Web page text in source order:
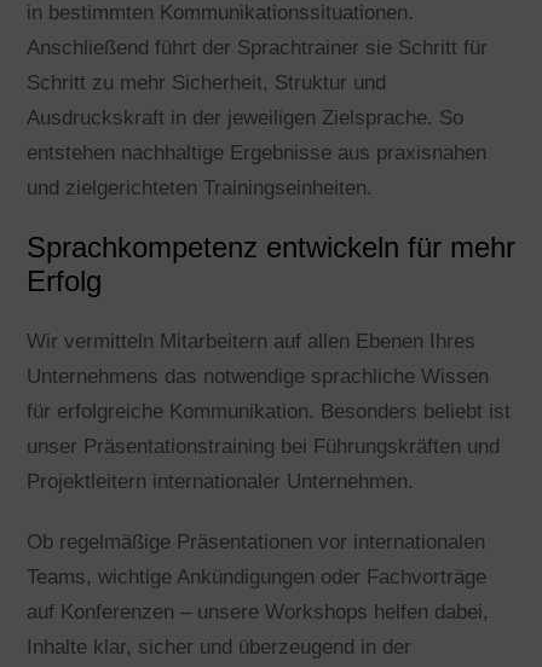
in bestimmten Kommunikationssituationen.
Anschließend führt der Sprachtrainer sie Schritt für
Schritt zu mehr Sicherheit, Struktur und
Ausdruckskraft in der jeweiligen Zielsprache. So
entstehen nachhaltige Ergebnisse aus praxisnahen
und zielgerichteten Trainingseinheiten.
Sprachkompetenz entwickeln für mehr
Erfolg
Wir vermitteln Mitarbeitern auf allen Ebenen Ihres
Unternehmens das notwendige sprachliche Wissen
für erfolgreiche Kommunikation. Besonders beliebt ist
unser Präsentationstraining bei Führungskräften und
Projektleitern internationaler Unternehmen.
Ob regelmäßige Präsentationen vor internationalen
Teams, wichtige Ankündigungen oder Fachvorträge
auf Konferenzen – unsere Workshops helfen dabei,
Inhalte klar, sicher und überzeugend in der